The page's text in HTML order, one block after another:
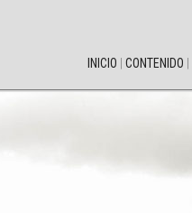
INICIO CONTENIDO